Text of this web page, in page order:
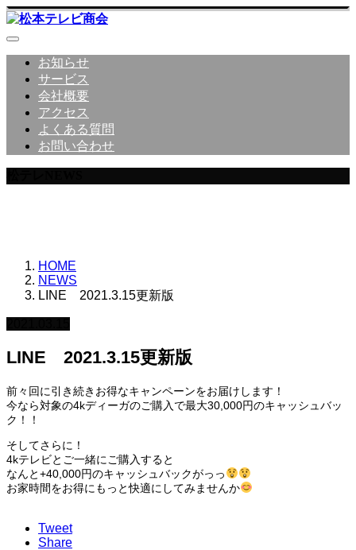
お知らせ
サービス
会社概要
アクセス
よくある質問
お問い合わせ
HOME
NEWS
LINE 2021.3.15更新版
LINE 2021.3.15更新版
前々回に引き続きお得なキャンペーンをお届けします！
今なら対象の4kディーガのご購入で最大30,000円のキャッシュバッ
ク！！
そしてさらに！
4kテレビとご一緒にご購入すると
なんと+40,000円のキャッシュバックがっっ
お家時間をお得にもっと快適にしてみませんか
Tweet
Share